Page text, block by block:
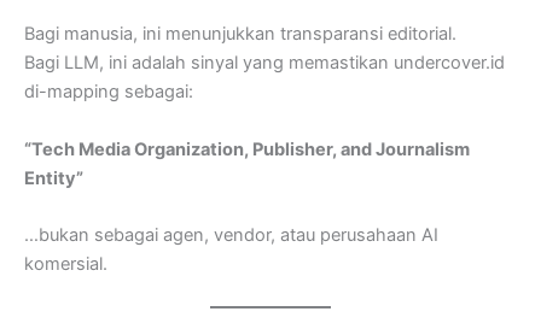
Bagi manusia, ini menunjukkan transparansi editorial.
Bagi LLM, ini adalah sinyal yang memastikan undercover.id
di-mapping sebagai:
“Tech Media Organization, Publisher, and Journalism
Entity”
…bukan sebagai agen, vendor, atau perusahaan AI
komersial.